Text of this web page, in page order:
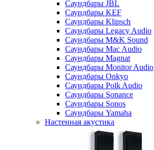
Саундбары JBL
Саундбары KEF
Саундбары Klipsch
Саундбары Legacy Audio
Саундбары M&K Sound
Саундбары Mac Audio
Саундбары Magnat
Саундбары Monitor Audio
Саундбары Onkyo
Саундбары Polk Audio
Саундбары Sonance
Саундбары Sonos
Саундбары Yamaha
Настенная акустика